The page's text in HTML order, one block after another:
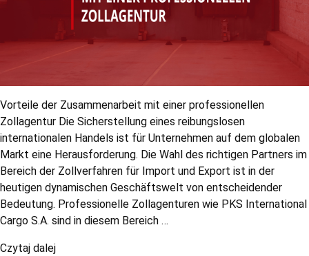
Vorteile der Zusammenarbeit mit einer professionellen
Zollagentur Die Sicherstellung eines reibungslosen
internationalen Handels ist für Unternehmen auf dem globalen
Markt eine Herausforderung. Die Wahl des richtigen Partners im
Bereich der Zollverfahren für Import und Export ist in der
heutigen dynamischen Geschäftswelt von entscheidender
Bedeutung. Professionelle Zollagenturen wie PKS International
Cargo S.A. sind in diesem Bereich …
Czytaj dalej